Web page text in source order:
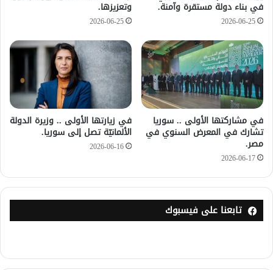
في بناء دولة مستقرة وآمنة.
2026-06-25
وتعزيزها.
2026-06-25
في مشاركتها الأولى .. سوريا
تشارك في المعرض السنوي في
مصر.
2026-06-17
في زيارتها الأولى .. وزيرة الدولة
الألمانيّة تصل إلى سوريا.
2026-06-16
تابعنا على فيسبوك